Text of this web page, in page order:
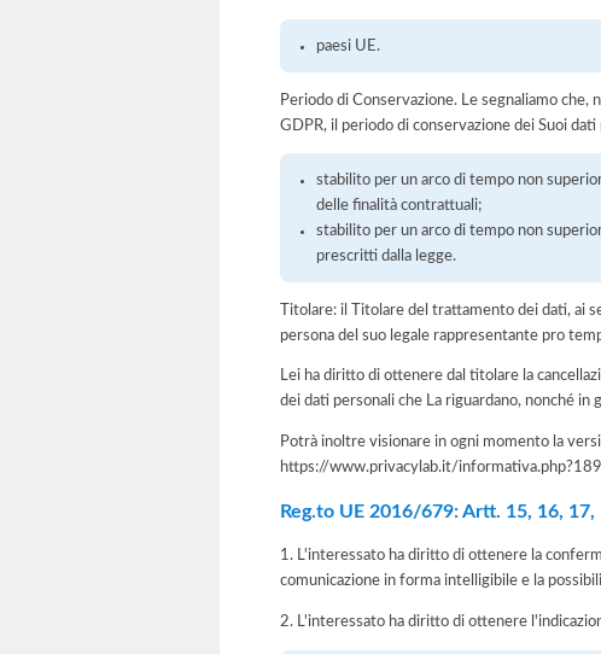
paesi UE.
Periodo di Conservazione. Le segnaliamo
GDPR, il periodo di conservazione dei Suoi dati
stabilito per un arco di tempo non
delle finalità contrattuali;
stabilito per un arco di tempo non
prescritti dalla legge.
Titolare: il Titolare del trattamento dei dati, ai
persona del suo legale rappresentante pro
Lei ha diritto di ottenere dal titolare la
dei dati personali che La riguardano, nonché
Potrà inoltre visionare in ogni momento la
https://www.privacylab.it/
Reg.to UE 2016/679: Artt. 15, 16,
1. L'interessato ha diritto di ottenere la
comunicazione in forma intelligibile e la
2. L'interessato ha diritto di ottenere